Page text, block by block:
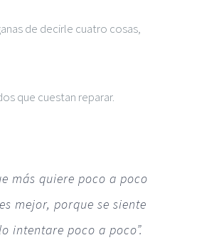
de decirle cuatro cosas,
que cuestan reparar.
más quiere poco a poco
mejor, porque se siente
intentare poco a poco”.